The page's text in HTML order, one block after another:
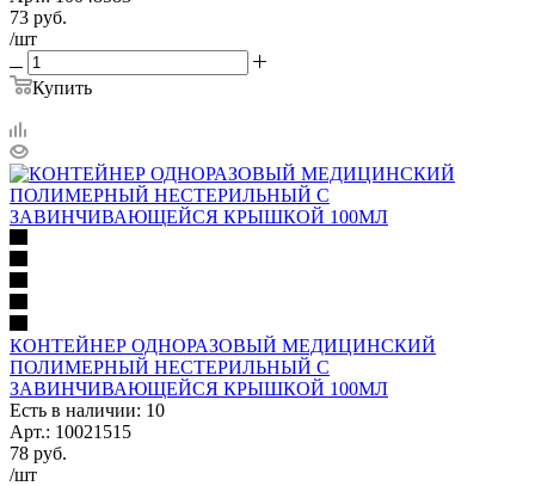
73 руб.
/шт
Купить
КОНТЕЙНЕР ОДНОРАЗОВЫЙ МЕДИЦИНСКИЙ
ПОЛИМЕРНЫЙ НЕСТЕРИЛЬНЫЙ С
ЗАВИНЧИВАЮЩЕЙСЯ КРЫШКОЙ 100МЛ
Есть в наличии: 10
Арт.: 10021515
78 руб.
/шт